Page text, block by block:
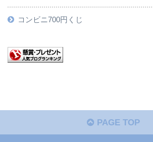
コンビニ700円くじ
PAGE TOP